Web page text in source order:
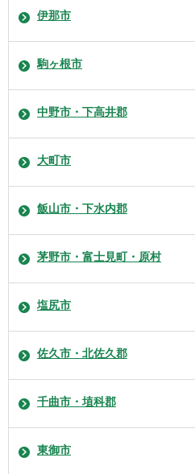
伊那市
駒ヶ根市
中野市・下高井郡
大町市
飯山市・下水内郡
茅野市・富士見町・原村
塩尻市
佐久市・北佐久郡
千曲市・埴科郡
東御市